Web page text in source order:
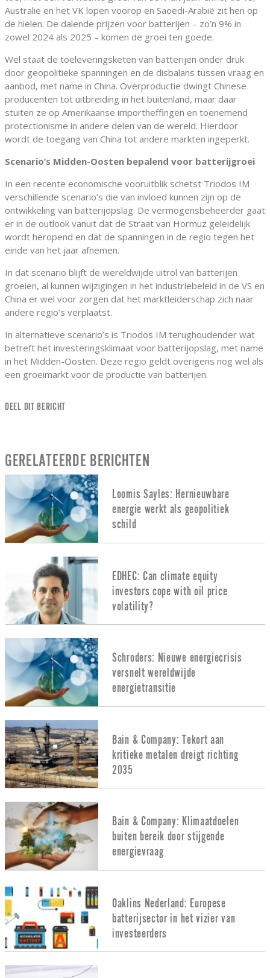
Australië en het VK lopen voorop en Saoedi-Arabië zit hen op
de hielen. De dalende prijzen voor batterijen – zo’n 9% in
zowel 2024 als 2025 – komen de groei ten goede.
Wel staat de toeleveringsketen van batterijen onder druk
door geopolitieke spanningen en de disbalans tussen vraag en
aanbod, met name in China. Overproductie dwingt Chinese
producenten tot uitbreiding in het buitenland, maar daar
stuiten ze op Amerikaanse importheffingen en toenemend
protectionisme in andere delen van de wereld. Hierdoor
wordt de toegang van China tot andere markten ingeperkt.
Scenario’s Midden-Oosten bepalend voor batterijgroei
In een recente economische vooruitblik schetst Triodos IM
verschillende scenario’s die van invloed kunnen zijn op de
ontwikkeling van batterijopslag. De vermogensbeheerder gaat
er in de outlook vanuit dat de Straat van Hormuz geleidelijk
wordt heropend en dat de spanningen in de regio tegen het
einde van het jaar afnemen.
In dat scenario blijft de wereldwijde uitrol van batterijen
groeien, al kunnen wijzigingen in het industriebeleid in de VS en
China er wel voor zorgen dat het marktleiderschap zich naar
andere regio’s verplaatst.
In alternatieve scenario’s is Triodos IM terughoudender wat
betreft het investeringsklimaat voor batterijopslag, met name
in het Midden-Oosten. Deze regio geldt overigens nog wel als
een groeimarkt voor de productie van batterijen.
DEEL DIT BERICHT
GERELATEERDE BERICHTEN
Loomis Sayles: Hernieuwbare
energie werkt als geopolitiek
schild
EDHEC: Can climate equity
investors cope with oil price
volatility?
Schroders: Nieuwe energiecrisis
versnelt wereldwijde
energietransitie
Bain & Company: Tekort aan
kritieke metalen dreigt richting
2035
Bain & Company: Klimaatdoelen
buiten bereik door stijgende
energievraag
Oaklins Nederland: Europese
batterijsector in het vizier van
investeerders